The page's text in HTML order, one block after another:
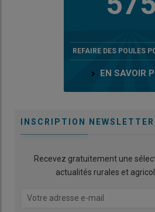
REFAIRE DES POULES
EN SAVOIR
INSCRIPTION NEWSLETTER
Recevez gratuitement une
actualités rurales et